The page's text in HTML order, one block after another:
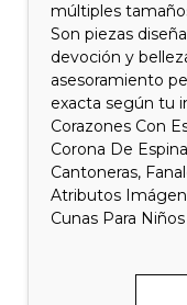
múltiples
Son piezas
devoción y
asesoramiento
exacta según tu
Corazones Con
Corona De
Cantoneras,
Atributos
Cunas Para Niños